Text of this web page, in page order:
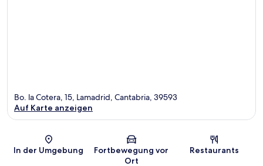
Karte
Bo. la Cotera, 15, Lamadrid, Cantabria, 39593
Auf Karte anzeigen
In der Umgebung
Fortbewegung vor
Ort
Restaurants